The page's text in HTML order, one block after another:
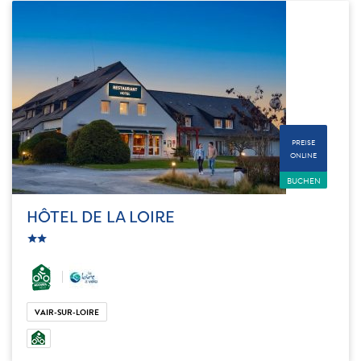
PREISE
ONLINE
BUCHEN
HÔTEL DE LA LOIRE
ic_star
VAIR-SUR-LOIRE